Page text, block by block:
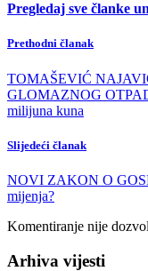
Pregledaj sve članke
Prethodni članak
TOMAŠEVIĆ
GLOMAZNOG
milijuna kuna
Slijedeći članak
NOVI ZAKON O
mijenja?
Komentiranje nije
Arhiva vijesti